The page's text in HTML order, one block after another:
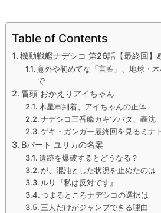
Table of Contents
機動戦艦ナデシコ 第26話【最終回】
意外や初めてな「言葉」、地球・
で
冒頭 おかえりアイちゃん
木星軍到着、アイちゃんの正体
ナデシコ三番艦カキツバタ、轟沈
ゲキ・ガンガー最終回を見るミナト
Bパート ユリカの名案
遺跡を爆破するとどうなる？
が、混沌とした状況を止めたのは
ルリ『私は反対です』
つまるところナデシコの選択は
三人だけがジャンプできる理由